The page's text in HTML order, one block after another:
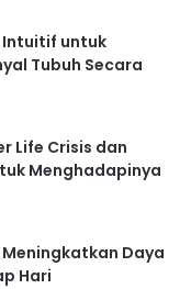
Intuitif untuk
Tubuh Secara
Life Crisis dan
Menghadapinya
Daya
Hari